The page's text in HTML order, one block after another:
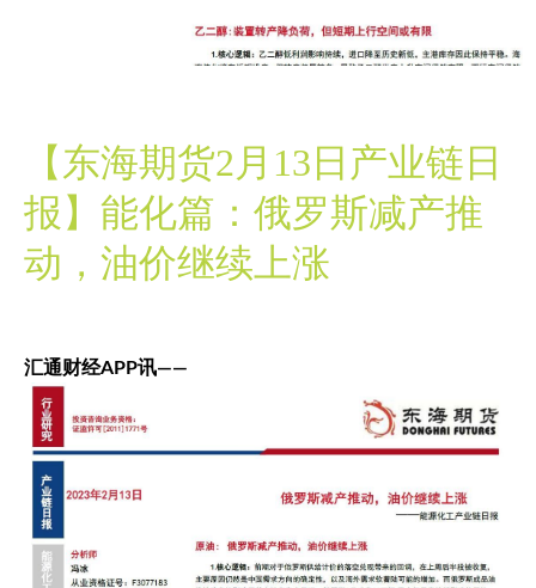
【东海期货2月13日产业链日
报】能化篇：俄罗斯减产推
动，油价继续上涨
汇通财经APP讯——